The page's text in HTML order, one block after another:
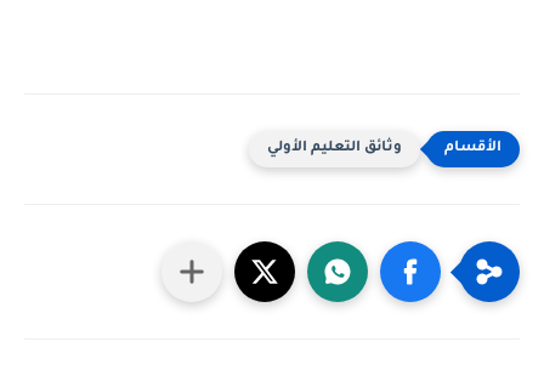
وثائق التعليم الأولي